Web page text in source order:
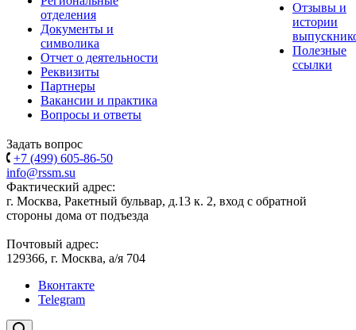
отделения
Документы и
символика
Отчет о деятельности
Реквизиты
Партнеры
Вакансии и практика
Вопросы и ответы
Отзывы и
истории
Полезные
ссылки
Задать вопрос
+7 (499) 605-86-50
info@rssm.su
Фактический адрес:
г. Москва, Ракетный бульвар, д.13 к. 2, вход с обратной
стороны дома от подъезда
Почтовый адрес:
129366, г. Москва, а/я 704
Вконтакте
Telegram